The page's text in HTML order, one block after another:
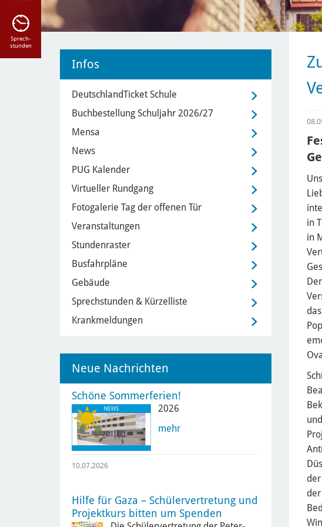
in
in
Infos
DeutschlandTicket Schule
Buchbestellung Schuljahr 2026/27
Mensa
News
PUG Kalender
Virtueller Rundgang
Fotogalerie Tag der offenen Tür
Veranstaltungen
Stundenraster
Busfahrpläne
Gebäude
Sprechstunden & Kürzelliste
Krankmeldungen
Neue Nachrichten
Schöne Sommerferien!
2026
mehr
10.07.2026
Hilfe für Gaza – Schülervertretung und
Projektkurs bitten um Spenden
Sprech-
stunden